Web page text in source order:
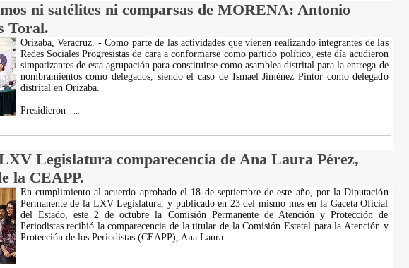
ni satélites ni comparsas de MORENA: Antonio
Toral.
Orizaba, Veracruz. - Como parte de las actividades que vienen realizando integrantes de las
Redes Sociales Progresistas de cara a conformarse como partido político, este día acudieron
simpatizantes de esta agrupación para constituirse como asamblea distrital para la entrega de
nombramientos como delegados, siendo el caso de Ismael Jiménez Pintor como delegado
distrital en Orizaba.
Presidieron
Legislatura comparecencia de Ana Laura Pérez,
la CEAPP.
En cumplimiento al acuerdo aprobado el 18 de septiembre de este año, por la Diputación
Permanente de la LXV Legislatura, y publicado en 23 del mismo mes en la Gaceta Oficial
del Estado, este 2 de octubre la Comisión Permanente de Atención y Protección de
Periodistas recibió la comparecencia de la titular de la Comisión Estatal para la Atención y
Protección de los Periodistas (CEAPP), Ana Laura